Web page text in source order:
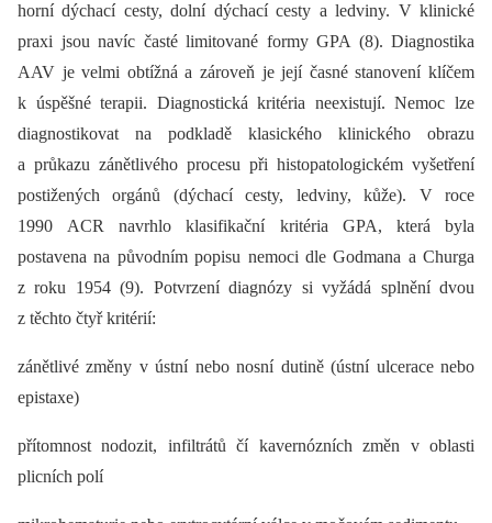
horní dýchací cesty, dolní dýchací cesty a ledviny. V klinické
praxi jsou navíc časté limitované formy GPA (8). Diagnostika
AAV je velmi obtížná a zároveň je její časné stanovení klíčem
k úspěšné terapii. Diagnostická kritéria neexistují. Nemoc lze
diagnostikovat na podkladě klasického klinického obrazu
a průkazu zánětlivého procesu při histopatologickém vyšetření
postižených orgánů (dýchací cesty, ledviny, kůže). V roce
1990 ACR navrhlo klasifikační kritéria GPA, která byla
postavena na původním popisu nemoci dle Godmana a Churga
z roku 1954 (9). Potvrzení diagnózy si vyžádá splnění dvou
z těchto čtyř kritérií:
zánětlivé změny v ústní nebo nosní dutině (ústní ulcerace nebo
epistaxe)
přítomnost nodozit, infiltrátů čí kavernózních změn v oblasti
plicních polí